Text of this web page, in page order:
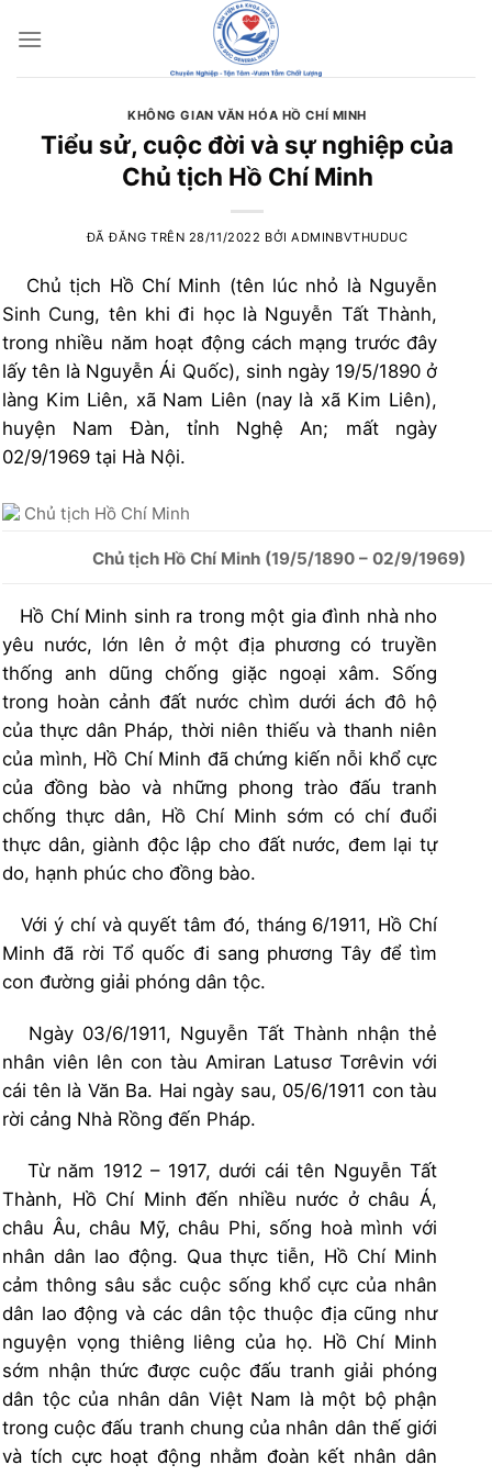
đến
KHÔNG GIAN VĂN HÓA HỒ CHÍ MINH
Tiểu sử, cuộc đời và sự nghiệp của
Chủ tịch Hồ Chí Minh
ĐÃ ĐĂNG TRÊN 28/11/2022 BỞIADMINBVTHUDUC
Chủ tịch Hồ Chí Minh (tên lúc nhỏ là Nguyễn
Sinh Cung, tên khi đi học là Nguyễn Tất Thành,
trong nhiều năm hoạt động cách mạng trước đây
lấy tên là Nguyễn Ái Quốc), sinh ngày 19/5/1890 ở
làng Kim Liên, xã Nam Liên (nay là xã Kim Liên),
huyện Nam Đàn, tỉnh Nghệ An; mất ngày
02/9/1969 tại Hà Nội.
Chủ tịch Hồ Chí Minh (19/5/1890 – 02/9/1969)
Hồ Chí Minh sinh ra trong một gia đình nhà nho
yêu nước, lớn lên ở một địa phương có truyền
thống anh dũng chống giặc ngoại xâm. Sống
trong hoàn cảnh đất nước chìm dưới ách đô hộ
của thực dân Pháp, thời niên thiếu và thanh niên
của mình, Hồ Chí Minh đã chứng kiến nỗi khổ cực
của đồng bào và những phong trào đấu tranh
chống thực dân, Hồ Chí Minh sớm có chí đuổi
thực dân, giành độc lập cho đất nước, đem lại tự
do, hạnh phúc cho đồng bào.
Với ý chí và quyết tâm đó, tháng 6/1911, Hồ Chí
Minh đã rời Tổ quốc đi sang phương Tây để tìm
con đường giải phóng dân tộc.
Ngày 03/6/1911, Nguyễn Tất Thành nhận thẻ
nhân viên lên con tàu Amiran Latusơ Tơrêvin với
cái tên là Văn Ba. Hai ngày sau, 05/6/1911 con tàu
rời cảng Nhà Rồng đến Pháp.
Từ năm 1912 – 1917, dưới cái tên Nguyễn Tất
Thành, Hồ Chí Minh đến nhiều nước ở châu Á,
châu Âu, châu Mỹ, châu Phi, sống hoà mình với
nhân dân lao động. Qua thực tiễn, Hồ Chí Minh
cảm thông sâu sắc cuộc sống khổ cực của nhân
dân lao động và các dân tộc thuộc địa cũng như
nguyện vọng thiêng liêng của họ. Hồ Chí Minh
sớm nhận thức được cuộc đấu tranh giải phóng
dân tộc của nhân dân Việt Nam là một bộ phận
trong cuộc đấu tranh chung của nhân dân thế giới
và tích cực hoạt động nhằm đoàn kết nhân dân